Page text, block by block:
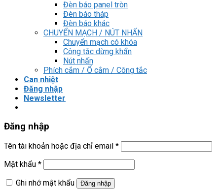
Đèn báo panel tròn
Đèn báo tháp
Đèn báo khác
CHUYỂN MẠCH / NÚT NHẤN
Chuyển mạch có khóa
Công tắc dừng khẩn
Nút nhấn
Phích cắm / Ổ cắm / Công tắc
Can nhiệt
Đăng nhập
Newsletter
Đăng nhập
Tên tài khoản hoặc địa chỉ email *
Mật khẩu *
Ghi nhớ mật khẩu
Đăng nhập